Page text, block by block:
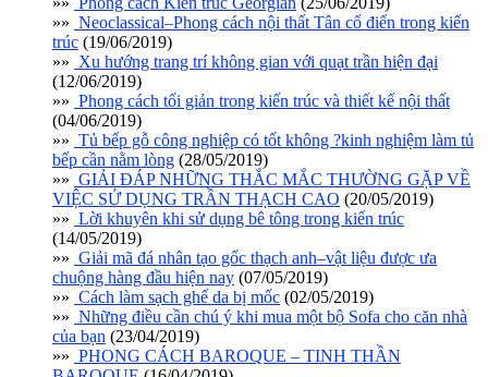
»» Neoclassical–Phong cách nội thất Tân cổ điển trong kiến
trúc (19/06/2019)
»» Xu hướng trang trí không gian với quạt trần hiện đại
(12/06/2019)
»» Phong cách tối giản trong kiến trúc và thiết kế nội thất
(04/06/2019)
»» Tủ bếp gỗ công nghiệp có tốt không ?kinh nghiệm làm tủ
bếp cần nằm lòng (28/05/2019)
»» GIẢI ĐÁP NHỮNG THẮC MẮC THƯỜNG GẶP VỀ
VIỆC SỬ DỤNG TRẦN THẠCH CAO (20/05/2019)
»» Lời khuyên khi sử dụng bê tông trong kiến trúc
(14/05/2019)
»» Giải mã đá nhân tạo gốc thạch anh–vật liệu được ưa
chuộng hàng đầu hiện nay (07/05/2019)
»» Cách làm sạch ghế da bị mốc (02/05/2019)
»» Những điều cần chú ý khi mua một bộ Sofa cho căn nhà
của bạn (23/04/2019)
»» PHONG CÁCH BAROQUE – TINH THẦN